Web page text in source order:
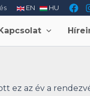
EN HU
ez az év a